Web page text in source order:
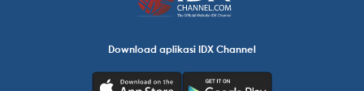
Download aplikasi IDX Channel